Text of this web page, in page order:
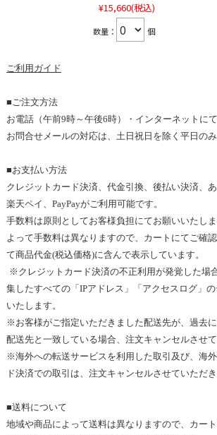
¥15,660(税込)
数量： 個
ご利用 ガイド
■ご注文方法
お電話（午前9時～ 午後6時）・インターネットに
お問合せメールの対応は、土日祝日を除く平日の
■お支払い方法
クレジットカード決済、代金引換、後払い決済、
楽天ペイ、PayPayがご利用可能です。
手数料は原則としてお客様負担にてお願いいたしま
よって手数料は異なりますので、カートにてご確
て商品代金(税込価格)に含んで表示しています。
※ クレジットカード決済の不正利用が発覚した場
集したすべての「 IPアドレス」「アクセスログ」
いたします。
※ お客様がご指定いただきました配送先が、過去
配送先と一致している場合、注文キャンセルさせ
※海外への転送サービスを利用した取引及び、海
ド決済での取引は、注文キャンセルさせていただき
■送料について
地域や商品によって送料は異なりますので、カー